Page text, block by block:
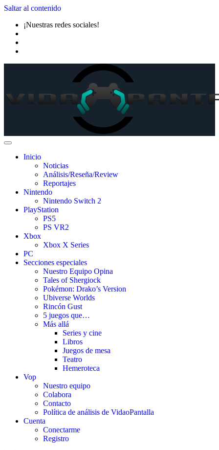
Saltar al contenido
¡Nuestras redes sociales!
Inicio
Noticias
Análisis/Reseña/Review
Reportajes
Nintendo
Nintendo Switch 2
PlayStation
PS5
PS VR2
Xbox
Xbox X Series
PC
Secciones especiales
Nuestro Equipo Opina
Tales of Shergiock
Pokémon: Drako’s Version
Ubiverse Worlds
Rincón Gust
5 juegos que…
Más allá
Series y cine
Libros
Juegos de mesa
Teatro
Hemeroteca
Vop
Nuestro equipo
Colabora
Contacto
Política de análisis de VidaoPantalla
Cuenta
Conectarme
Registro